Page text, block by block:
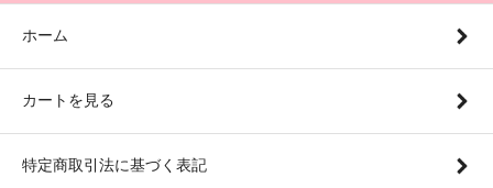
ホーム
カートを見る
特定商取引法に基づく表記